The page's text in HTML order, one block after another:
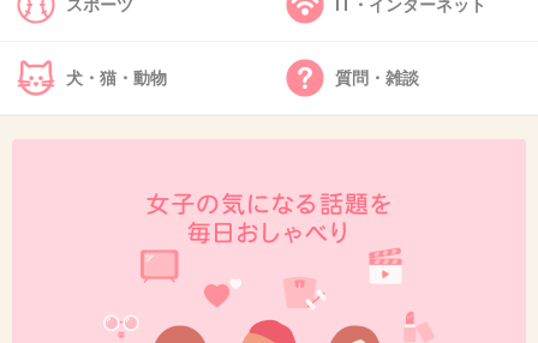
+3
47. 匿名2013/07/18(木) 00:04:06
+5
ケミストリって解散したよね
スポーツ IT・インターネット
犬・猫・動物 質問・雑談